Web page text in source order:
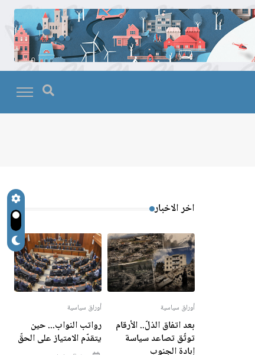
اخر الاخبار
أوراق سياسية
بعد اتفاق الذلّ.. الأرقام
توثّق تصاعد سياسة
إبادة الجنوب
أوراق سياسية
رواتب النواب... حين
يتقدّم الامتياز على الحقّ